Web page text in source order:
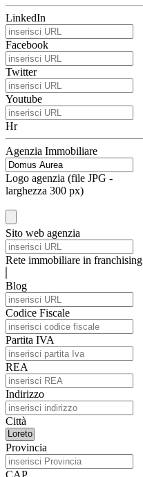
LinkedIn
Facebook
Twitter
Youtube
Hr
Agenzia Immobiliare
Logo agenzia (file JPG -
larghezza 300 px)
Sito web agenzia
Rete immobiliare in franchising
Blog
Codice Fiscale
Partita IVA
REA
Indirizzo
Città
Provincia
CAP